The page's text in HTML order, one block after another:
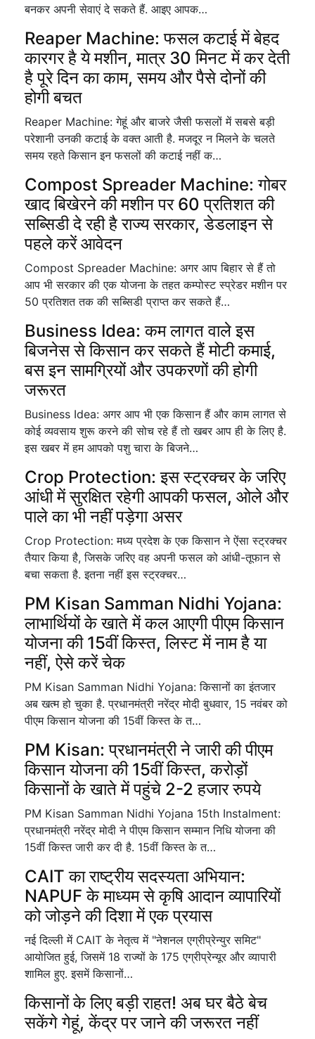
बनकर अपनी सेवाएं दे सकते हैं. आइए आपक…
Reaper Machine: फसल कटाई में बेहद
कारगर है ये मशीन, मात्र 30 मिनट में कर देती
है पूरे दिन का काम, समय और पैसे दोनों की
होगी बचत
Reaper Machine: गेहूं और बाजरे जैसी फसलों में सबसे बड़ी
परेशानी उनकी कटाई के वक्त आती है. मजदूर न मिलने के चलते
समय रहते किसान इन फसलों की कटाई नहीं क…
Compost Spreader Machine: गोबर
खाद बिखेरने की मशीन पर 60 प्रतिशत की
सब्सिडी दे रही है राज्य सरकार, डेडलाइन से
पहले करें आवेदन
Compost Spreader Machine: अगर आप बिहार से हैं तो
आप भी सरकार की एक योजना के तहत कम्पोस्ट स्प्रेडर मशीन पर
50 प्रतिशत तक की सब्सिडी प्राप्त कर सकते हैं…
Business Idea: कम लागत वाले इस
बिजनेस से किसान कर सकते हैं मोटी कमाई,
बस इन सामग्रियों और उपकरणों की होगी
जरूरत
Business Idea: अगर आप भी एक किसान हैं और काम लागत से
कोई व्यवसाय शुरू करने की सोच रहे हैं तो खबर आप ही के लिए है.
इस खबर में हम आपको पशु चारा के बिजने…
Crop Protection: इस स्ट्रक्चर के जरिए
आंधी में सुरक्षित रहेगी आपकी फसल, ओले और
पाले का भी नहीं पड़ेगा असर
Crop Protection: मध्य प्रदेश के एक किसान ने ऐंसा स्ट्रक्चर
तैयार किया है, जिसके जरिए वह अपनी फसल को आंधी-तूफान से
बचा सकता है. इतना नहीं इस स्ट्रक्चर…
PM Kisan Samman Nidhi Yojana:
लाभार्थियों के खाते में कल आएगी पीएम किसान
योजना की 15वीं किस्त, लिस्ट में नाम है या
नहीं, ऐसे करें चेक
PM Kisan Samman Nidhi Yojana: किसानों का इंतजार
अब खत्म हो चुका है. प्रधानमंत्री नरेंद्र मोदी बुधवार, 15 नवंबर को
पीएम किसान योजना की 15वीं किस्त के त…
PM Kisan: प्रधानमंत्री ने जारी की पीएम
किसान योजना की 15वीं किस्त, करोड़ों
किसानों के खाते में पहुंचे 2-2 हजार रुपये
PM Kisan Samman Nidhi Yojana 15th Instalment:
प्रधानमंत्री नरेंद्र मोदी ने पीएम किसान सम्मान निधि योजना की
15वीं किस्त जारी कर दी है. 15वीं किस्त के त…
CAIT का राष्ट्रीय सदस्यता अभियान:
NAPUF के माध्यम से कृषि आदान व्यापारियों
को जोड़ने की दिशा में एक प्रयास
नई दिल्ली में CAIT के नेतृत्व में "नेशनल एग्रीप्रेन्युर समिट"
आयोजित हुई, जिसमें 18 राज्यों के 175 एग्रीप्रेन्यूर और व्यापारी
शामिल हुए. इसमें किसानों…
किसानों के लिए बड़ी राहत! अब घर बैठे बेच
सकेंगे गेहूं, केंद्र पर जाने की जरूरत नहीं